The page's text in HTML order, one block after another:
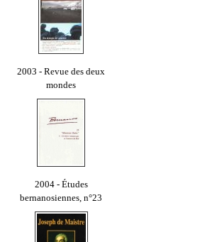
2003 - Revue des deux
mondes
2004 - Études
bernanosiennes, n°23